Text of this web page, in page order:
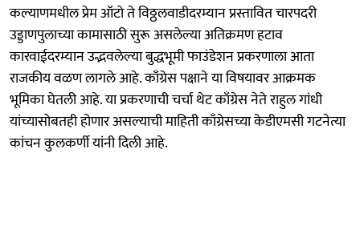
कल्याणमधील प्रेम ऑटो ते विठ्ठलवाडीदरम्यान प्रस्तावित चारपदरी
उड्डाणपुलाच्या कामासाठी सुरू असलेल्या अतिक्रमण हटाव
कारवाईदरम्यान उद्भवलेल्या बुद्धभूमी फाउंडेशन प्रकरणाला आता
राजकीय वळण लागले आहे. काँग्रेस पक्षाने या विषयावर आक्रमक
भूमिका घेतली आहे. या प्रकरणाची चर्चा थेट काँग्रेस नेते राहुल गांधी
यांच्यासोबतही होणार असल्याची माहिती काँग्रेसच्या केडीएमसी गटनेत्या
कांचन कुलकर्णी यांनी दिली आहे.